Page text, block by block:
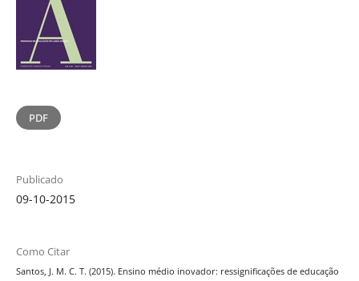
PDF
Publicado
09-10-2015
Como Citar
Santos, J. M. C. T. (2015). Ensino médio inovador: ressignificações de educação